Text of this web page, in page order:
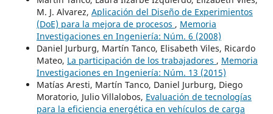
M. J. Alvarez, Aplicación del Diseño de Experimientos
(DoE) para la mejora de procesos , Memoria
Investigaciones en Ingeniería: Núm. 6 (2008)
Daniel Jurburg, Martín Tanco, Elisabeth Viles, Ricardo
Mateo, La participación de los trabajadores , Memoria
Investigaciones en Ingeniería: Núm. 13 (2015)
Matías Aresti, Martín Tanco, Daniel Jurburg, Diego
Moratorio, Julio Villalobos, Evaluación de tecnologías
para la eficiencia energética en vehículos de carga